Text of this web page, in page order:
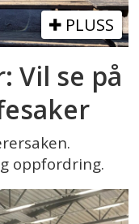
PLUSS
Vil se på
oppfordring.